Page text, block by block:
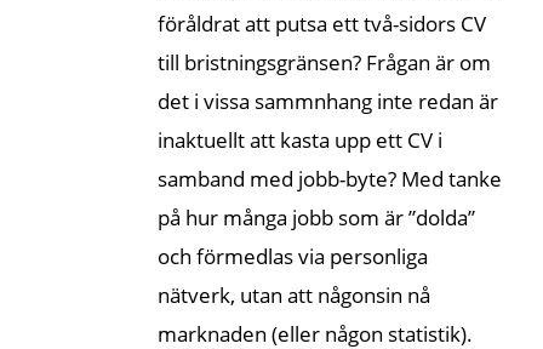
föråldrat att putsa ett två-sidors CV
till bristningsgränsen? Frågan är om
det i vissa sammnhang inte redan är
inaktuellt att kasta upp ett CV i
samband med jobb-byte? Med tanke
på hur många jobb som är ”dolda”
och förmedlas via personliga
nätverk, utan att någonsin nå
marknaden (eller någon statistik).